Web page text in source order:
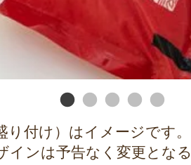
付け）はイメージです。
インは予告なく変更とな